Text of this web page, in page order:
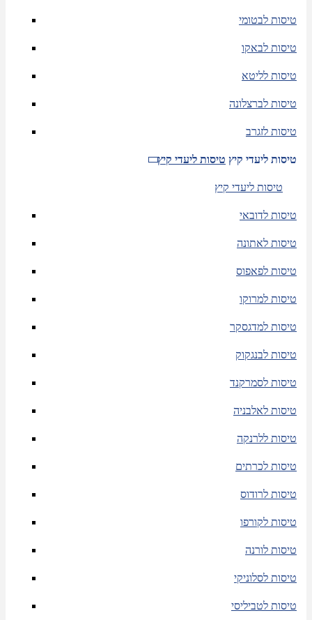
טיסות לבטומי
טיסות לבאקו
טיסות לליטא
טיסות לברצלונה
טיסות לזגרב
טיסות ליעדי קיץ טיסות ליעדי קיץ
טיסות ליעדי קיץ
טיסות לדובאי
טיסות לאתונה
טיסות לפאפוס
טיסות למרוקו
טיסות למדגסקר
טיסות לבנגקוק
טיסות לסמרקנד
טיסות לאלבניה
טיסות ללרנקה
טיסות לכרתים
טיסות לרודוס
טיסות לקורפו
טיסות לורנה
טיסות לסלוניקי
טיסות לטביליסי